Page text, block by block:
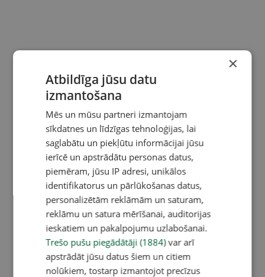
×
Atbildīga jūsu datu
izmantošana
Mēs un mūsu partneri izmantojam
sīkdatnes un līdzīgas tehnoloģijas, lai
saglabātu un piekļūtu informācijai jūsu
ierīcē un apstrādātu personas datus,
piemēram, jūsu IP adresi, unikālos
identifikatorus un pārlūkošanas datus,
personalizētām reklāmām un saturam,
reklāmu un satura mērīšanai, auditorijas
ieskatiem un pakalpojumu uzlabošanai.
Trešo pušu piegādātāji (1884)var arī
apstrādāt jūsu datus šiem un citiem
nolūkiem, tostarp izmantojot precīzus